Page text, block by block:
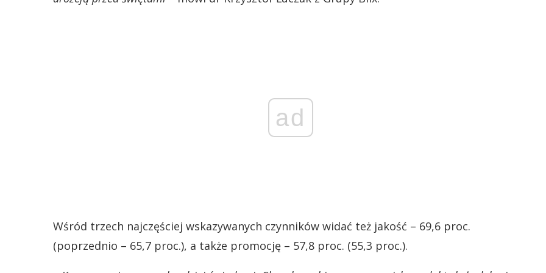
ad
Wśród trzech najczęściej wskazywanych czynników widać też jakość – 69,6 proc.
(poprzednio – 65,7 proc.), a także promocję – 57,8 proc. (55,3 proc.).